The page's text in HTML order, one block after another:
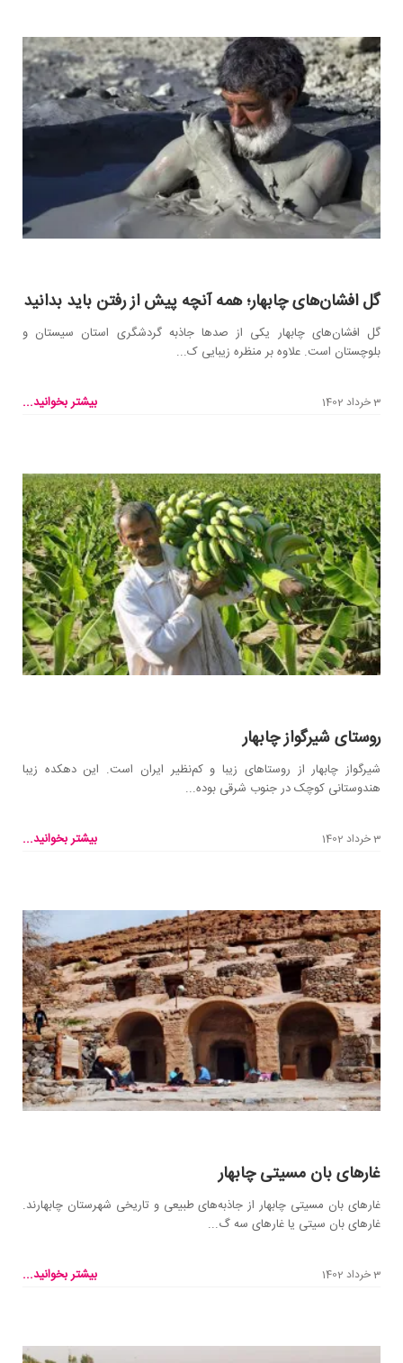
گل افشان‌های چابهار؛ همه آنچه پیش از رفتن باید بدانید
گل افشان‌های چابهار یکی از صد‌ها جاذبه‌ گردشگری استان سیستان و
بلوچستان است. علاوه بر منظره زیبایی ک...
3 خرداد 1402 بیشتر بخوانید...
روستای شیرگواز چابهار
شیرگواز چابهار از روستاهای زیبا و کم‌نظیر ایران است. این دهکده زیبا
هندوستانی کوچک در جنوب شرقی بوده...
3 خرداد 1402 بیشتر بخوانید...
غارهای بان مسیتی چابهار
غارهای بان مسیتی چابهار از جاذبه‌های طبیعی و تاریخی شهرستان چابهارند.
غارهای بان سیتی یا غارهای سه گ...
3 خرداد 1402 بیشتر بخوانید...